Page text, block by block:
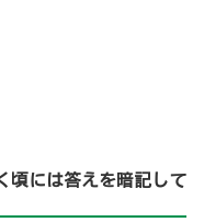
頃には答えを暗記して